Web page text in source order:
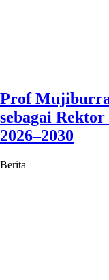
Prof
sebagai
2026–2030
Berita